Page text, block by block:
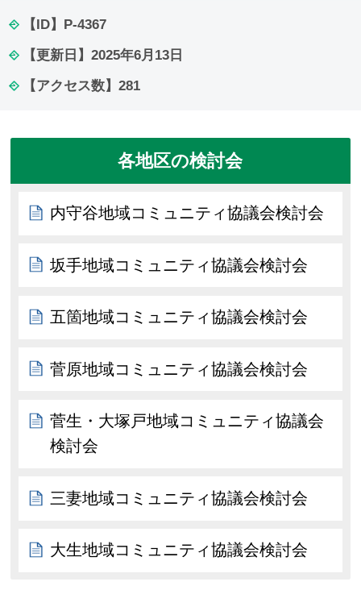
【ID】 P-4367
【更新日】 2025年6月13日
【アクセス数】 281
各地区の検討会
内守谷地域コミュニティ協議会検討会
坂手地域コミュニティ協議会検討会
五箇地域コミュニティ協議会検討会
菅原地域コミュニティ協議会検討会
菅生・大塚戸地域コミュニティ協議会
検討会
三妻地域コミュニティ協議会検討会
大生地域コミュニティ協議会検討会